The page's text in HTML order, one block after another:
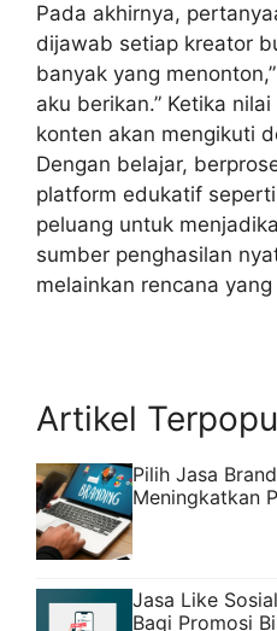
Pada akhirnya,
dijawab setiap kreator
banyak yang
aku berikan.” Ketika
konten akan mengikuti
Dengan belajar,
platform edukatif
peluang untuk
sumber penghasilan
melainkan rencana
Artikel
Pilih Jasa
Meningkatkan
Jasa Like
Bagi Promosi